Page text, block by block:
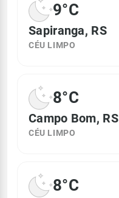
9°C
Sapiranga, RS
CÉU LIMPO
8°C
Campo Bom, RS
CÉU LIMPO
8°C